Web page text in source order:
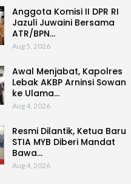
Anggota Komisi II DPR RI
Jazuli Juwaini Bersama
ATR/BPN…
Aug 5, 2026
Awal Menjabat, Kapolres
Lebak AKBP Arninsi Sowan
ke Ulama…
Aug 4, 2026
Resmi Dilantik, Ketua Baru
STIA MYB Diberi Mandat
Bawa…
Aug 4, 2026